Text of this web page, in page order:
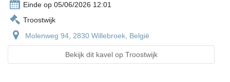
Einde op 05/06/2026 12:01
Troostwijk
Molenweg 94, 2830 Willebroek, België
Bekijk dit kavel op Troostwijk